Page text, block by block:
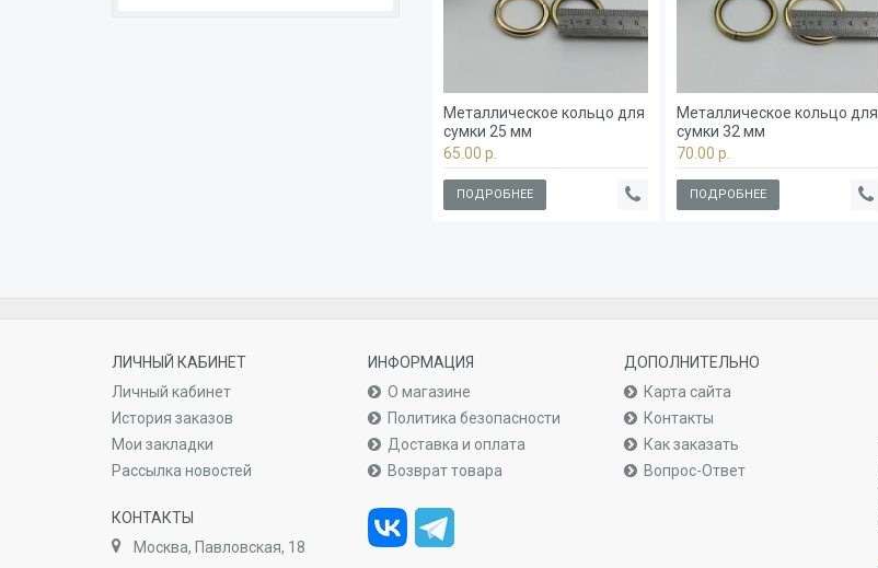
Металлическое кольцо для
сумки 25 мм
65.00 р.
ПОДРОБНЕЕ
Металлическое кольцо для
сумки 32 мм
70.00 р.
ПОДРОБНЕЕ
ЛИЧНЫЙ КАБИНЕТ
Личный кабинет
История заказов
Мои закладки
Рассылка новостей
КОНТАКТЫ
Москва, Павловская, 18
ИНФОРМАЦИЯ
О магазине
Политика безопасности
Доставка и оплата
Возврат товара
ДОПОЛНИТЕЛЬНО
Карта сайта
Контакты
Как заказать
Вопрос-Ответ